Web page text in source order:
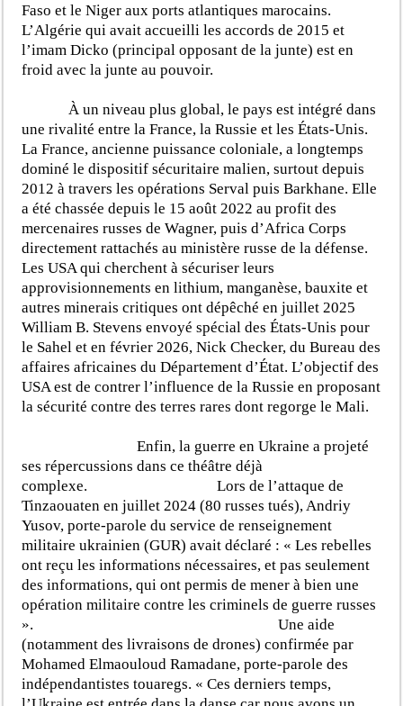
Faso et le Niger aux ports atlantiques marocains.
L’Algérie qui avait accueilli les accords de 2015 et
l’imam Dicko (principal opposant de la junte) est en
froid avec la junte au pouvoir.
À un niveau plus global, le pays est intégré dans
une rivalité entre la France, la Russie et les États-Unis.
La France, ancienne puissance coloniale, a longtemps
dominé le dispositif sécuritaire malien, surtout depuis
2012 à travers les opérations Serval puis Barkhane. Elle
a été chassée depuis le 15 août 2022 au profit des
mercenaires russes de Wagner, puis d’Africa Corps
directement rattachés au ministère russe de la défense.
Les USA qui cherchent à sécuriser leurs
approvisionnements en lithium, manganèse, bauxite et
autres minerais critiques ont dépêché en juillet 2025
William B. Stevens envoyé spécial des États-Unis pour
le Sahel et en février 2026, Nick Checker, du Bureau des
affaires africaines du Département d’État. L’objectif des
USA est de contrer l’influence de la Russie en proposant
la sécurité contre des terres rares dont regorge le Mali.
Enfin, la guerre en Ukraine a projeté
ses répercussions dans ce théâtre déjà
complexe. Lors de l’attaque de
Tinzaouaten en juillet 2024 (80 russes tués), Andriy
Yusov, porte-parole du service de renseignement
militaire ukrainien (GUR) avait déclaré : « Les rebelles
ont reçu les informations nécessaires, et pas seulement
des informations, qui ont permis de mener à bien une
opération militaire contre les criminels de guerre russes
». Une aide
(notamment des livraisons de drones) confirmée par
Mohamed Elmaouloud Ramadane, porte-parole des
indépendantistes touaregs. « Ces derniers temps,